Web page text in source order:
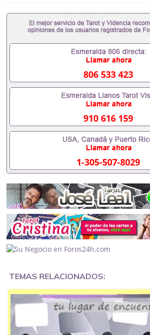
¿Va rápido analizando la
mucho en explicaciones
¿Tenéis el número de teléfono
enlace a su agenda oficial?
Abro este nuevo espacio de
estoy buscando opiniones y
sobre SIEMPRE LUNA, una vidente y
pasa consulta en Wengo.
En su presentación menciona que
con el tarot y la videncia pura, sino
mensaje de los ángeles y la regresión a
pasadas para aclarar el camino de vida
decisiones acertadas.
Estoy atravesando un momento de
confusión con mi expareja y me
ayudarais respondiendo a estos
hablado con ella:
Enfoque en el amor:¿Qué tal
lectura para entender por qué
una relación o si hay
Aciertos y plazos:¿Es de las que
más en la guía espiritual del
Gestión del tiempo:Dado que las
plataforma son por minuto, me
si es ágil y directa respondiendo
806 533 423
910 616 159
1-305-507-8029
TEMAS RELACIONADOS: